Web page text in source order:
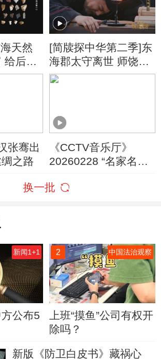
天然
给后人
物
[简牍探中华第二季]东
海郡太守离世 师饶悲
痛欲绝
张骞出
之路
《CCTV音乐厅》
20260228 “名家名
“龙跃东方” 中国广播
换一批
新闻1+1
公布5
2 中国法治观察
上班“摸鱼”公司有权开
除吗？
新版《防卫白皮书》藏祸心